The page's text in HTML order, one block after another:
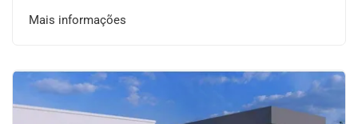
Mais informações